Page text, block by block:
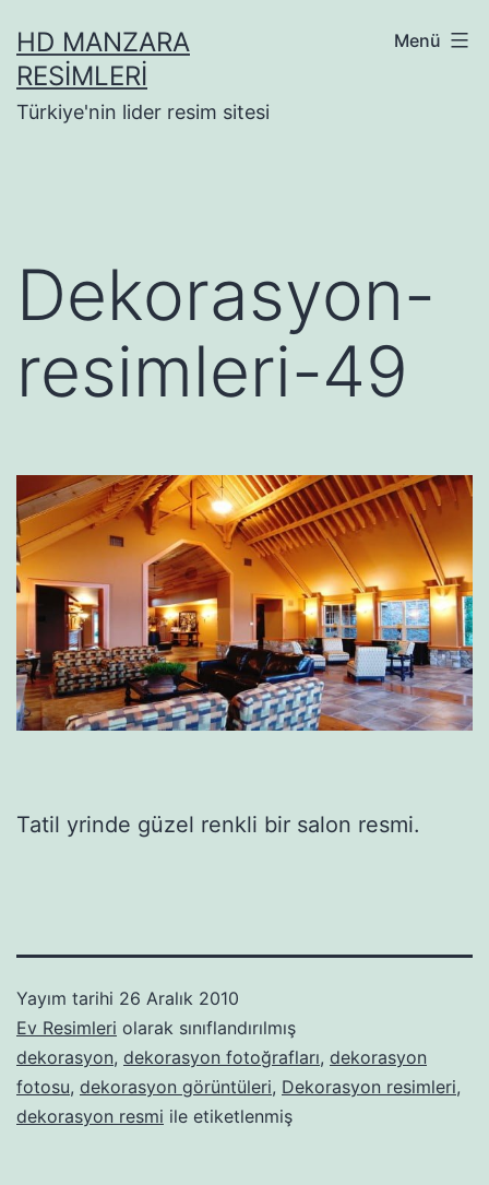
geçHD MANZARA
RESIMLERI
Türkiye'nin lider resim sitesi
Menü
Dekorasyon-
resimleri-49
Tatil yrinde güzel renkli bir salon resmi.
Yayım tarihi 26 Aralık 2010
Ev Resimleri olarak sınıflandırılmış
dekorasyon, dekorasyon fotoğrafları, dekorasyon
fotosu, dekorasyon görüntüleri, Dekorasyon resimleri,
dekorasyon resmi ile etiketlenmiş